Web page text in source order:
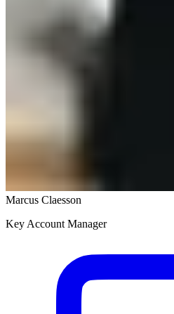
Marcus Claesson
Key Account Manager